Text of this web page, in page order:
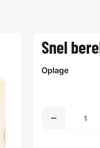
Snel
Oplage